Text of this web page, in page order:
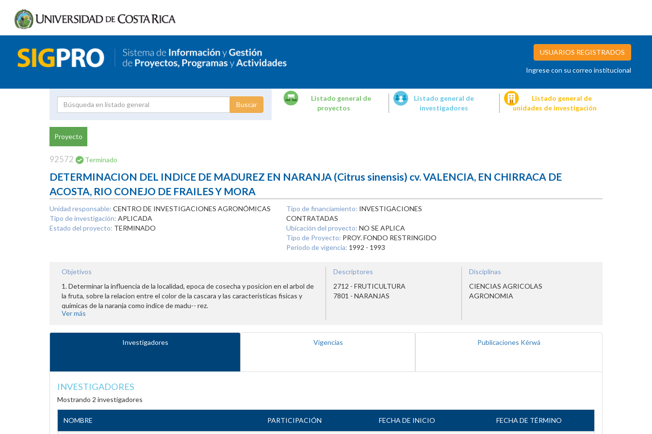
USUARIOS REGISTRADOS
Ingrese con su correo institucional
Proyecto
Listado general de
proyectos
Listado general de
investigadores
Listado general de
unidades de investigación
Proyecto
92572 Terminado
DETERMINACION DEL INDICE DE MADUREZ EN NARANJA (Citrus sinensis) cv. VALENCIA, EN CHIRRACA DE
ACOSTA, RIO CONEJO DE FRAILES Y MORA
Unidad responsable: CENTRO DE INVESTIGACIONES AGRONÓMICAS
Tipo de investigación: APLICADA
Estado del proyecto: TERMINADO
Tipo de financiamiento: INVESTIGACIONES
CONTRATADAS
Ubicación del proyecto: NO SE APLICA
Tipo de Proyecto: PROY. FONDO RESTRINGIDO
Periodo de vigencia: 1992 - 1993
Objetivos
1. Determinar la influencia de la localidad, epoca de cosecha y posicion en el arbol de
la fruta, sobre la relacion entre el color de la cascara y las caracteristicas fisicas y
quimicas de la naranja como indice de madu-- rez.
Ver más
Descriptores
2712 - FRUTICULTURA
7801 - NARANJAS
Disciplinas
CIENCIAS AGRICOLAS
AGRONOMIA
Investigadores Vigencias Publicaciones Kérwá
INVESTIGADORES
Mostrando 2 investigadores
NOMBRE PARTICIPACIÓN FECHA DE INICIO FECHA DE TÉRMINO